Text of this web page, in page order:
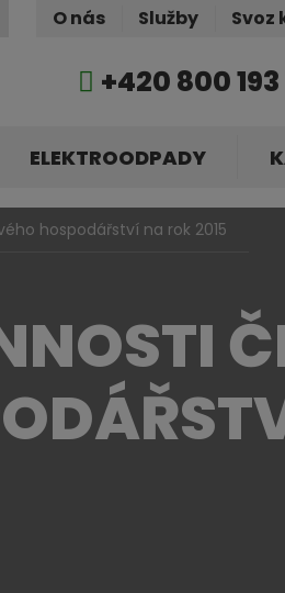
+420 800 193
O nás Služby Svoz
ELEKTROODPADY
hospodářství na rok 2015